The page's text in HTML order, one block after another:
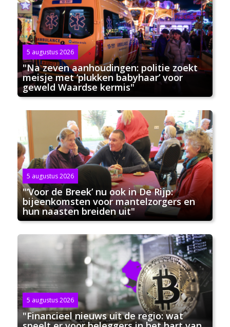
5 augustus 2026
"Na zeven aanhoudingen: politie zoekt
meisje met ‘plukken babyhaar’ voor
geweld Waardse kermis"
5 augustus 2026
"‘Voor de Breek’ nu ook in De Rijp:
bijeenkomsten voor mantelzorgers en
hun naasten breiden uit"
5 augustus 2026
"Financieel nieuws uit de regio: wat